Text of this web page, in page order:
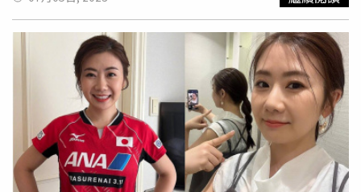
擔任客座副教授，竟被爆出「領時薪」過活，且一度傳出解
聘消息。接著，福原愛又被任命為職業桌球隊「琉球
Asteeda」的社外董事，不過卻被媒體踢爆，月薪與一般上
班族無異，收入銳減加上龐大房貸壓力，福原愛在不堪生活
負荷下，今年3月開始將東京愛巢以200萬日幣（約新台幣
46萬元）的價格招租。此外，日媒先前曾報導，「橫濱男」
與福原愛雖展開同居生活，但日常開銷全由女方支出，因此
遭粉絲痛罵根本是吃軟飯。至於前夫江宏傑恢單後人氣不減
反增，光是代言就吸金近千萬，這對昔日愛侶分飛後，境遇
也迥然不同。